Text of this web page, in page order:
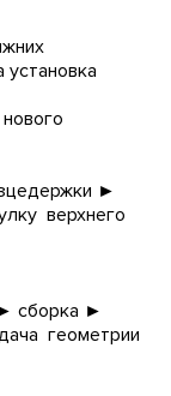
►
верхнего
сборка ►
геометрии